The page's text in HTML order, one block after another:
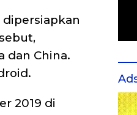
dipersiapkan
dan China.
2019 di